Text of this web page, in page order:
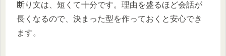
断り文は、短くて十分です。理由を盛るほど会話が
長くなるので、決まった型を作っておくと安心でき
ます。